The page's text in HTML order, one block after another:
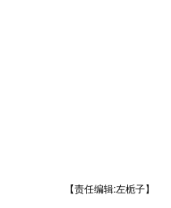
【责任编辑:左栀子】